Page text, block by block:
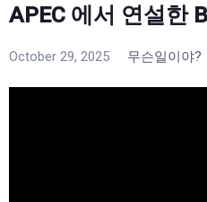
APEC 에서 연설한
October 29, 2025 무슨일이야?